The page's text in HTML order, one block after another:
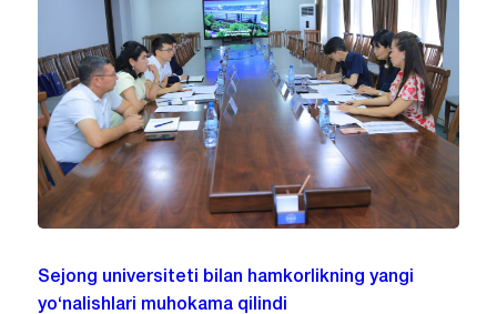
Sejong universiteti bilan hamkorlikning yangi
yo‘nalishlari muhokama qilindi